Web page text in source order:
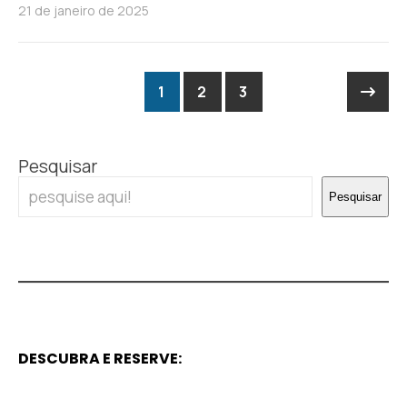
21 de janeiro de 2025
1 2 3
Pesquisar
Pesquisar
DESCUBRA E RESERVE: